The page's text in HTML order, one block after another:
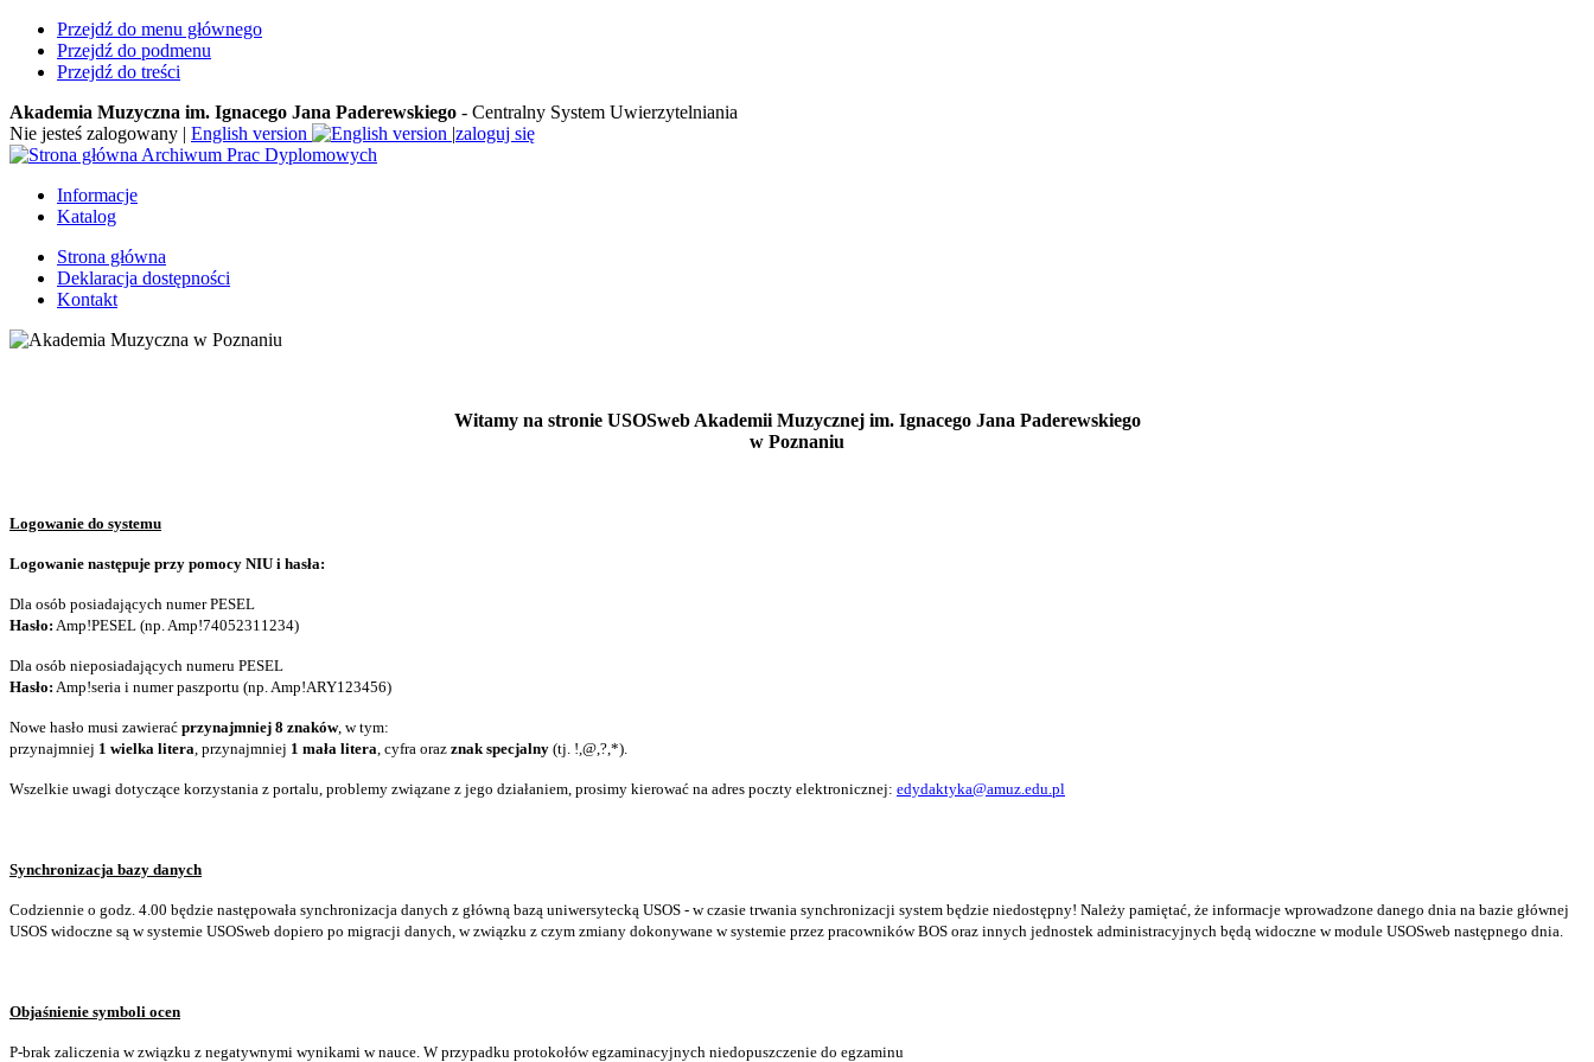
Przejdź do menu głównego
Przejdź do podmenu
Przejdź do treści
Akademia Muzyczna im. Ignacego Jana Paderewskiego - Centralny System Uwierzytelniania
Nie jesteś zalogowany | English version |zaloguj się
Archiwum Prac Dyplomowych
Informacje
Katalog
Strona główna
Deklaracja dostępności
Kontakt
Witamy na stronie USOSweb Akademii Muzycznej im. Ignacego Jana Paderewskiego
w Poznaniu
Logowanie do systemu
Logowanie następuje przy pomocy NIU i hasła:
Dla osób posiadających numer PESEL
Hasło: Amp!PESEL (np. Amp!74052311234)
Dla osób nieposiadających numeru PESEL
Hasło: Amp!seria i numer paszportu (np. Amp!ARY123456)
Nowe hasło musi zawierać przynajmniej 8 znaków, w tym:
przynajmniej 1 wielka litera, przynajmniej 1 mała litera, cyfra oraz znak specjalny (tj. !,@,?,*).
Wszelkie uwagi dotyczące korzystania z portalu, problemy związane z jego działaniem, prosimy kierować na adres poczty elektronicznej: edydaktyka@amuz.edu.pl
Synchronizacja bazy danych
Codziennie o godz. 4.00 będzie następowała synchronizacja danych z główną bazą uniwersytecką USOS - w czasie trwania synchronizacji system będzie niedostępny! Należy pamiętać, że informacje wprowadzone danego dnia na bazie głównej
USOS widoczne są w systemie USOSweb dopiero po migracji danych, w związku z czym zmiany dokonywane w systemie przez pracowników BOS oraz innych jednostek administracyjnych będą widoczne w module USOSweb następnego dnia.
Objaśnienie symboli ocen
P-brak zaliczenia w związku z negatywnymi wynikami w nauce. W przypadku protokołów egzaminacyjnych niedopuszczenie do egzaminu